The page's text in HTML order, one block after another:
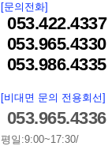
[문의전화]
053.422.4337
053.965.4330
053.986.4335
[비대면 문의 전용회선]
053.965.4336
평일:9:00~17:30/